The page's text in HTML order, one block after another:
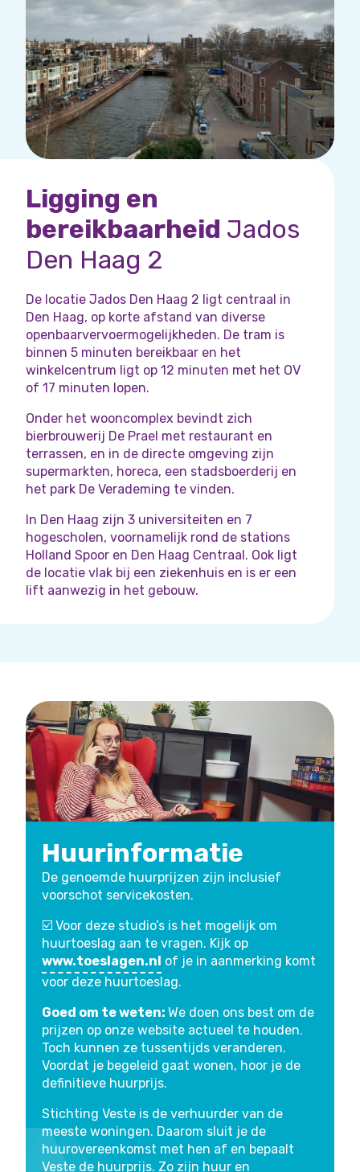
Ligging en
bereikbaarheid Jados
Den Haag 2
De locatie Jados Den Haag 2 ligt centraal in
Den Haag, op korte afstand van diverse
openbaarvervoermogelijkheden. De tram is
binnen 5 minuten bereikbaar en het
winkelcentrum ligt op 12 minuten met het OV
of 17 minuten lopen.
Onder het wooncomplex bevindt zich
bierbrouwerij De Prael met restaurant en
terrassen, en in de directe omgeving zijn
supermarkten, horeca, een stadsboerderij en
het park De Verademing te vinden.
In Den Haag zijn 3 universiteiten en 7
hogescholen, voornamelijk rond de stations
Holland Spoor en Den Haag Centraal. Ook ligt
de locatie vlak bij een ziekenhuis en is er een
lift aanwezig in het gebouw.
Huurinformatie
De genoemde huurprijzen zijn inclusief
voorschot servicekosten.
☑️ Voor deze studio’s is het mogelijk om
huurtoeslag aan te vragen. Kijk op
www.toeslagen.nl of je in aanmerking komt
voor deze huurtoeslag.
Goed om te weten: We doen ons best om de
prijzen op onze website actueel te houden.
Toch kunnen ze tussentijds veranderen.
Voordat je begeleid gaat wonen, hoor je de
definitieve huurprijs.
Stichting Veste is de verhuurder van de
meeste woningen. Daarom sluit je de
huurovereenkomst met hen af en bepaalt
Veste de huurprijs. Zo zijn huur en